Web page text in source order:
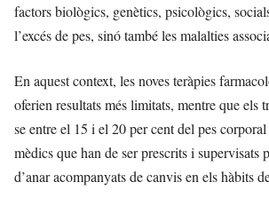
factors biològics, genètics, psicològics,
l’excés de pes, sinó també les malalties
En aquest context, les noves teràpies
oferien resultats més limitats, mentre que els
se entre el 15 i el 20 per cent del pes
mèdics que han de ser prescrits i supervisats
d’anar acompanyats de canvis en els hàbits